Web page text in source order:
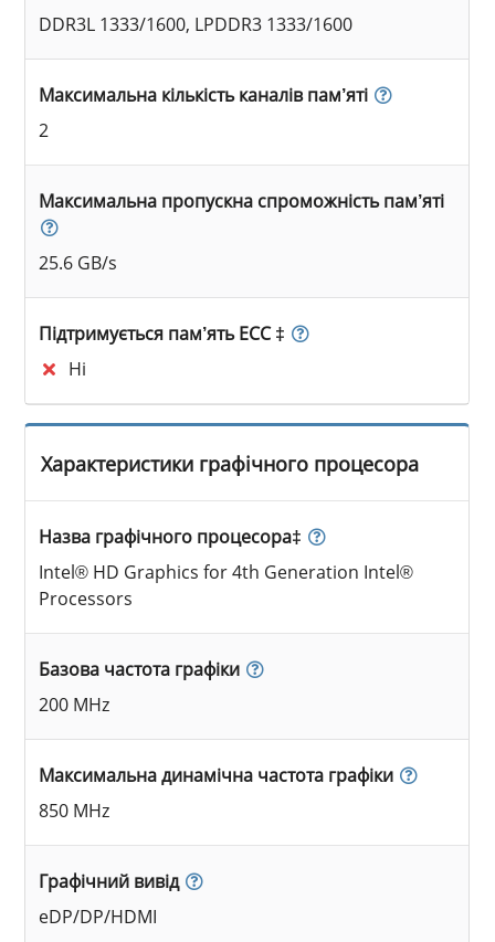
DDR3L 1333/1600, LPDDR3 1333/1600
Максимальна кількість каналів пам’яті
2
Максимальна пропускна спроможність пам’яті
25.6 GB/s
Підтримується пам’ять ECC ‡
Ні
Характеристики графічного процесора
Назва графічного процесора‡
Intel® HD Graphics for 4th Generation Intel®
Processors
Базова частота графіки
200 MHz
Максимальна динамічна частота графіки
850 MHz
Графічний вивід
eDP/DP/HDMI